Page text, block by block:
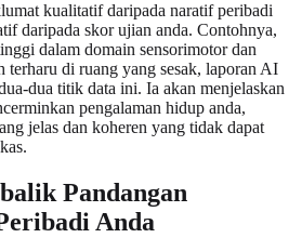
kualitatif daripada naratif peribadi
daripada skor ujian anda. Contohnya,
dalam domain sensorimotor dan
terharu di ruang yang sesak, laporan AI
dua titik data ini. Ia akan menjelaskan
pengalaman hidup anda,
jelas dan koheren yang tidak dapat
Pandangan
Anda